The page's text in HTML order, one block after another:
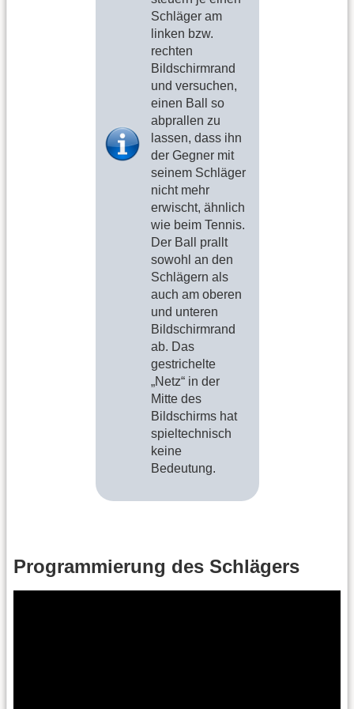
Schläger am
linken bzw.
rechten
Bildschirmrand
und versuchen,
einen Ball so
abprallen zu
lassen, dass ihn
der Gegner mit
seinem Schläger
nicht mehr
erwischt, ähnlich
wie beim Tennis.
Der Ball prallt
sowohl an den
Schlägern als
auch am oberen
und unteren
Bildschirmrand
ab. Das
gestrichelte
„Netz“ in der
Mitte des
Bildschirms hat
spieltechnisch
keine
Bedeutung.
Programmierung des Schlägers